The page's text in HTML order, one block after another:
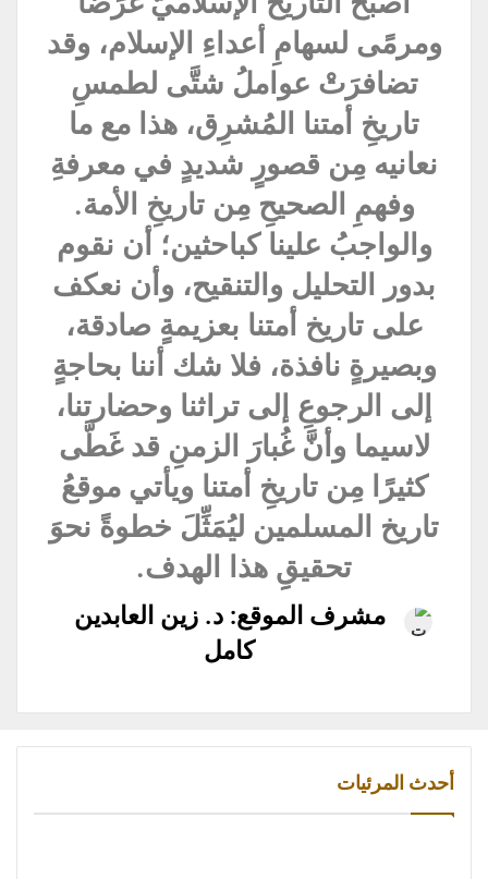
ومرمًى لسهامِ أعداءِ الإسلام، وقد
تضافرَتْ عواملُ شتَّى لطمسِ
تاريخِ أمتنا المُشرِق، هذا مع ما
نعانيه مِن قصورٍ شديدٍ في معرفةِ
وفهمِ الصحيحِ مِن تاريخِ الأمة.
والواجبُ علينا كباحثين؛ أن نقوم
بدور التحليل والتنقيح، وأن نعكف
على تاريخ أمتنا بعزيمةٍ صادقة،
وبصيرةٍ نافذة، فلا شك أننا بحاجةٍ
إلى الرجوعِ إلى تراثنا وحضارتنا،
لاسيما وأنَّ غُبارَ الزمنِ قد غَطَّى
كثيرًا مِن تاريخِ أمتنا ويأتي موقعُ
تاريخ المسلمين ليُمَثِّلَ خطوةً نحوَ
تحقيقِِ هذا الهدف.
مشرف الموقع: د. زين العابدين
كامل
أحدث المرئيات